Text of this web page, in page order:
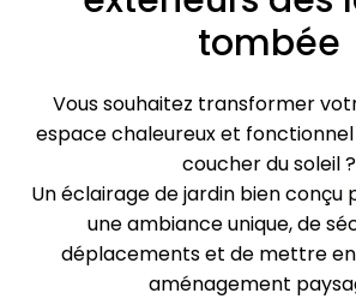
tombée
Vous souhaitez transformer
espace chaleureux et
coucher du soleil ?
Un éclairage de jardin bien
une ambiance unique, de
déplacements et de mettre
aménagement